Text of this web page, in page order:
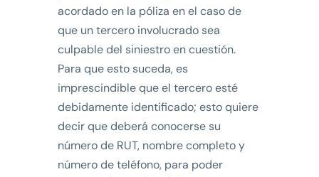
acordado en la póliza en el caso de
que un tercero involucrado sea
culpable del siniestro en cuestión.
Para que esto suceda, es
imprescindible que el tercero esté
debidamente identificado; esto quiere
decir que deberá conocerse su
número de RUT, nombre completo y
número de teléfono, para poder